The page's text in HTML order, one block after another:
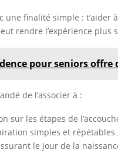
une finalité simple : t’aider
rendre l’expérience plus
pour seniors offre
de l’associer à :
sur les étapes de
simples et répétables
le jour de la